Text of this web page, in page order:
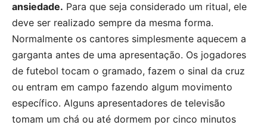
ansiedade. Para que seja considerado um ritual, ele
deve ser realizado sempre da mesma forma.
Normalmente os cantores simplesmente aquecem a
garganta antes de uma apresentação. Os jogadores
de futebol tocam o gramado, fazem o sinal da cruz
ou entram em campo fazendo algum movimento
específico. Alguns apresentadores de televisão
tomam um chá ou até dormem por cinco minutos